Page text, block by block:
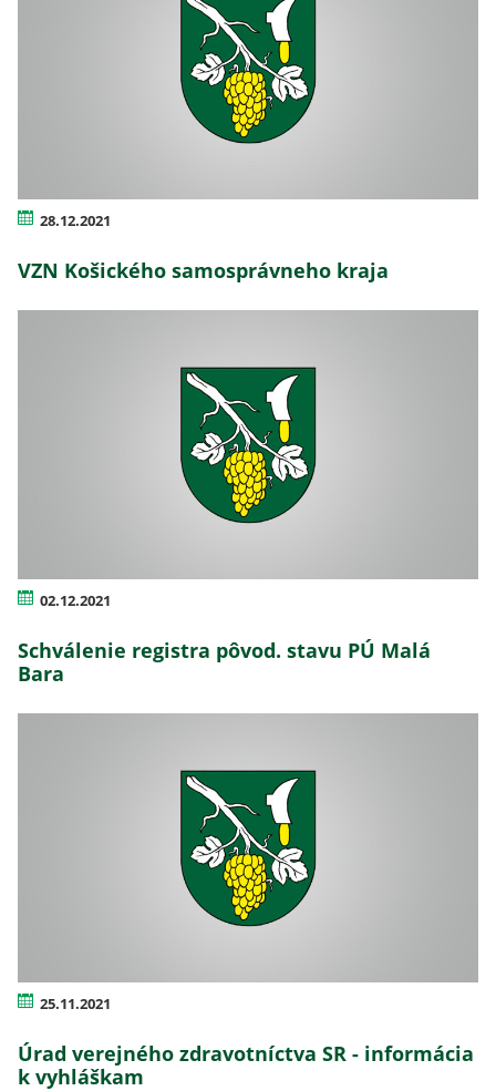
28.12.2021
VZN Košického samosprávneho kraja
02.12.2021
Schválenie registra pôvod. stavu PÚ Malá
Bara
25.11.2021
Úrad verejného zdravotníctva SR - informácia
k vyhláškam